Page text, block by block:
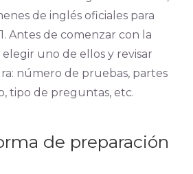
de inglés oficiales para
Antes de comenzar con la
uno de ellos y revisar
número de pruebas, partes
tipo de preguntas, etc.
de preparación